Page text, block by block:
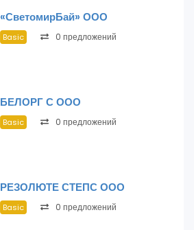
«СветомирБай» ООО
Basic 0 предложений
БЕЛОРГ С ООО
Basic 0 предложений
РЕЗОЛЮТЕ СТЕПС ООО
Basic 0 предложений